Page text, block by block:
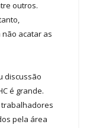
outros.
acatar as
discussão
é grande.
pela área